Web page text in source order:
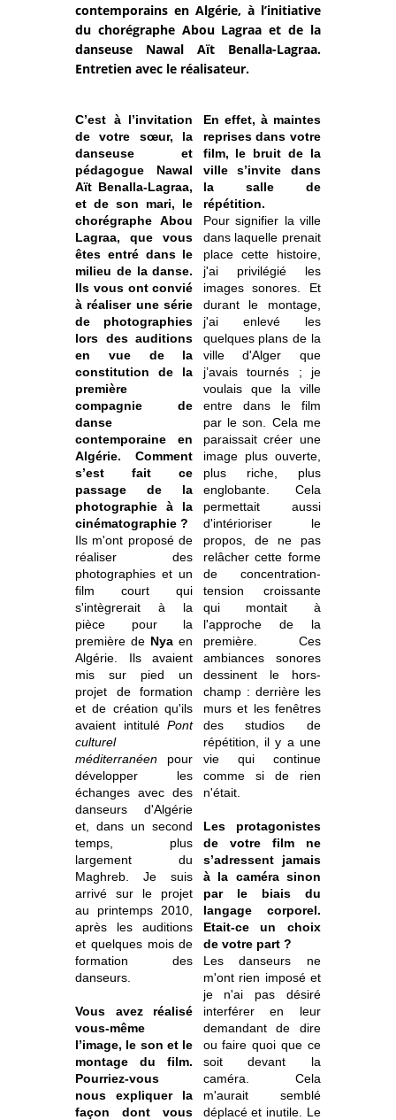
contemporains en Algérie, à l’initiative
du chorégraphe Abou Lagraa et de la
danseuse Nawal Aït Benalla-Lagraa.
Entretien avec le réalisateur.
C’est à l’invitation
de votre sœur, la
danseuse et
pédagogue Nawal
Aït Benalla-Lagraa,
et de son mari, le
chorégraphe Abou
Lagraa, que vous
êtes entré dans le
milieu de la danse.
Ils vous ont convié
à réaliser une série
de photographies
lors des auditions
en vue de la
constitution de la
première
compagnie de
danse
contemporaine en
Algérie. Comment
s’est fait ce
passage de la
photographie à la
cinématographie ?
Ils m'ont proposé de
réaliser des
photographies et un
film court qui
s'intègrerait à la
pièce pour la
première de Nyaen
Algérie. Ils avaient
mis sur pied un
projet de formation
et de création qu'ils
avaient intituléPont
culturel
méditerranéen pour
développer les
échanges avec des
danseurs d'Algérie
et, dans un second
temps, plus
largement du
Maghreb. Je suis
arrivé sur le projet
au printemps 2010,
après les auditions
et quelques mois de
formation des
danseurs.
Vous avez réalisé
vous-même
l’image, le son et le
montage du film.
Pourriez-vous
nous expliquer la
façon dont vous
En effet, à maintes
reprises dans votre
film, le bruit de la
ville s’invite dans
la salle de
répétition.
Pour signifier la ville
dans laquelle prenait
place cette histoire,
j'ai privilégié les
images sonores. Et
durant le montage,
j'ai enlevé les
quelques plans de la
ville d'Alger que
j’avais tournés ; je
voulais que la ville
entre dans le film
par le son. Cela me
paraissait créer une
image plus ouverte,
plus riche, plus
englobante. Cela
permettait aussi
d'intérioriser le
propos, de ne pas
relâcher cette forme
de concentration-
tension croissante
qui montait à
l'approche de la
première. Ces
ambiances sonores
dessinent le hors-
champ : derrière les
murs et les fenêtres
des studios de
répétition, il y a une
vie qui continue
comme si de rien
n'était.
Les protagonistes
de votre film ne
s’adressent jamais
à la caméra sinon
par le biais du
langage corporel.
Etait-ce un choix
de votre part ?
Les danseurs ne
m'ont rien imposé et
je n'ai pas désiré
interférer en leur
demandant de dire
ou faire quoi que ce
soit devant la
caméra. Cela
m'aurait semblé
déplacé et inutile. Le